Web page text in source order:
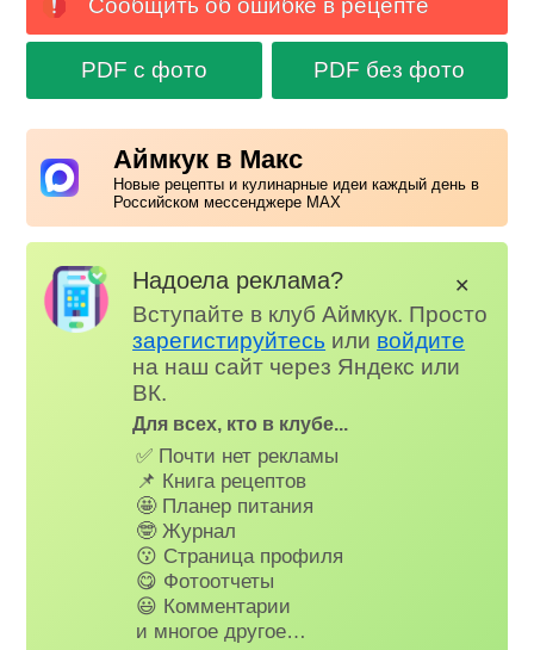
Сообщить об ошибке в рецепте
PDF с фото PDF без фото
Аймкук в Макс
Новые рецепты и кулинарные идеи каждый день в
Российском мессенджере MAX
Надоела реклама?
Вступайте в клуб Аймкук. Просто
зарегистируйтесь или войдите
на наш сайт через Яндекс или
ВК.
Для всех, кто в клубе...
✅ Почти нет рекламы
📌 Книга рецептов
🤩 Планер питания
🤓 Журнал
😗 Страница профиля
😋 Фотоотчеты
😃 Комментарии
и многое другое…
✕